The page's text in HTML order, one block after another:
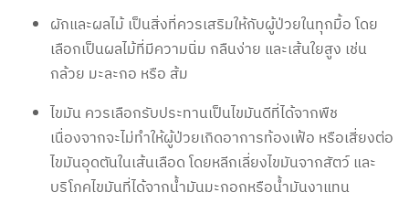
ผักและผลไม้ เป็นสิ่งที่ควรเสริมให้กับผู้ป่วยในทุกมื้อ โดย
เลือกเป็นผลไม้ที่มีความนิ่ม กลืนง่าย และเส้นใยสูง เช่น
กล้วย มะละกอ หรือ ส้ม
ไขมัน ควรเลือกรับประทานเป็นไขมันดีที่ได้จากพืช
เนื่องจากจะไม่ทำให้ผู้ป่วยเกิดอาการท้องเฟ้อ หรือเสี่ยงต่อ
ไขมันอุดตันในเส้นเลือด โดยหลีกเลี่ยงไขมันจากสัตว์ และ
บริโภคไขมันที่ได้จากน้ำมันมะกอกหรือน้ำมันงาแทน